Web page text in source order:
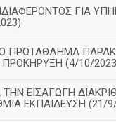
ΓΙΑ
ΠΡΩΤΑΘΛΗΜΑ
(4/10/
ΤΗΝ ΕΙΣΑΓΩΓΗ
ΕΚΠΑΙΔΕΥΣΗ (21/